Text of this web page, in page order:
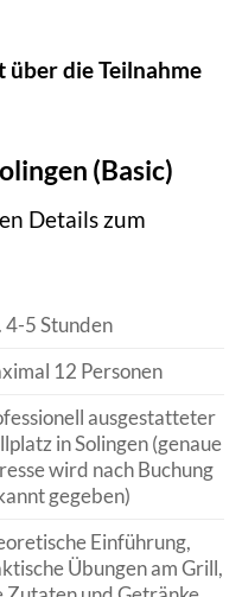
die Teilnahme
(Basic)
Details zum
4-5 Stunden
12 Personen
ausgestatteter
in Solingen (genaue
wird nach Buchung
gegeben)
Einführung,
Übungen am Grill,